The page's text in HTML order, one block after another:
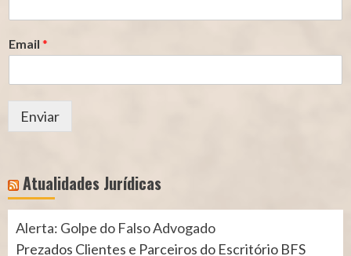
Email *
Enviar
Atualidades Jurídicas
Alerta: Golpe do Falso Advogado
Prezados Clientes e Parceiros do Escritório BFS